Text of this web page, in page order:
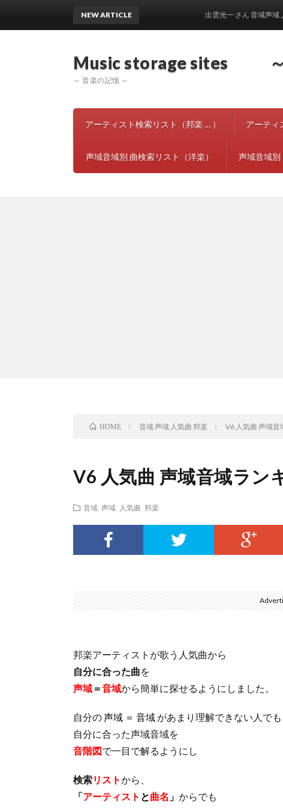
Music storage sites ～
～ 音楽の記憶 ～
アーティスト検索リスト（邦楽 … ） アーティ
声域音域別 曲検索リスト（洋楽） 声域音域別
NEW ARTICLE 出雲光一 さん 音域声域 人気
HOME 音域 声域 人気曲 邦楽 V6 人気曲 声域音
V6 人気曲 声域音域ラン
音域 声域 人気曲 邦楽
邦楽アーティストが歌う人気曲から
自分に合った曲を
声域＝音域から簡単に探せるようにしました。
自分の声域 ＝ 音域 があまり理解できない人でも
自分に合った声域音域を
音階図で一目で解るようにし
検索リストから、
「アーティスト と曲名 」 からでも